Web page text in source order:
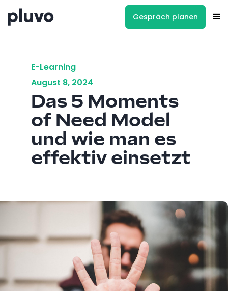
Gespräch planen
E-Learning
August 8, 2024
Das 5 Moments
of Need Model
und wie man es
effektiv einsetzt